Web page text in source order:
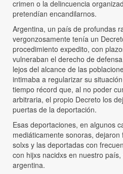
crimen o la delincuencia
pretendían encandilarnos.
Argentina, un país de profundas
vergonzosamente tenía un
procedimiento expedito, con
vulneraban el derecho de
lejos del alcance de las
intimaba a regularizar su
tiempo récord que, al no poder
arbitraria, el propio Decreto los
puertas de la deportación.
Esas deportaciones, en algunos
mediáticamente sonoras,
solxs y las deportadas con
con hijxs nacidxs en nuestro
argentina.